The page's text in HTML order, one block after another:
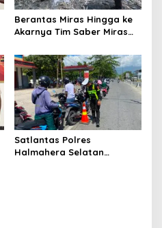
Berantas Miras Hingga ke
Akarnya Tim Saber Miras
Bongkar Penyulingan Cap
Tikus Aktif
Satlantas Polres
Halmahera Selatan